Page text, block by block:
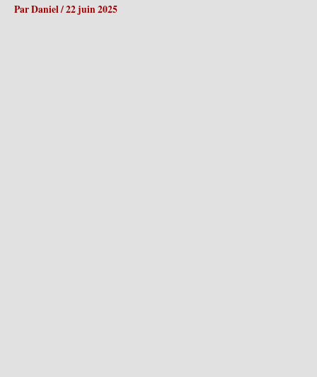
ParDaniel/22 juin 2025